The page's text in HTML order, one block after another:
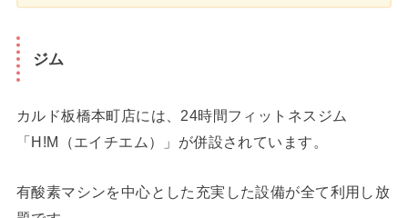
ジム
カルド板橋本町店には、24時間フィットネスジム
「H!M（エイチエム）」が併設されています。
有酸素マシンを中心とした充実した設備が全て利用し放